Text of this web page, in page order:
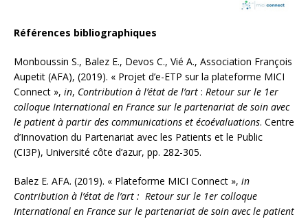
Références bibliographiques
Monboussin S., Balez E., Devos C., Vié A., Association François
Aupetit (AFA), (2019). « Projet d’e-ETP sur la plateforme MICI
Connect », in, Contribution à l’état de l’art : Retour sur le 1er
colloque International en France sur le partenariat de soin avec
le patient à partir des communications et écoévaluations. Centre
d’Innovation du Partenariat avec les Patients et le Public
(CI3P), Université côte d’azur, pp. 282-305.
Balez E. AFA. (2019). « Plateforme MICI Connect », in
Contribution à l’état de l’art : Retour sur le 1er colloque
International en France sur le partenariat de soin avec le patient